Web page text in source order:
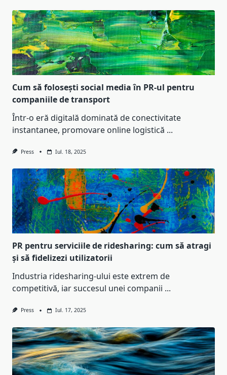
Cum să folosești social media în PR-ul pentru
companiile de transport
Într-o eră digitală dominată de conectivitate
instantanee, promovare online logistică ...
Press Iul. 18, 2025
PR pentru serviciile de ridesharing: cum să atragi
și să fidelizezi utilizatorii
Industria ridesharing-ului este extrem de
competitivă, iar succesul unei companii ...
Press Iul. 17, 2025